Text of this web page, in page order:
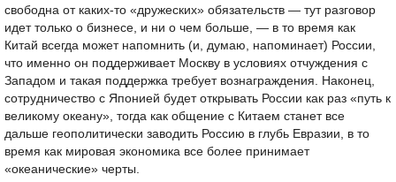
свободна от каких-то «дружеских» обязательств — тут разговор
идет только о бизнесе, и ни о чем больше, — в то время как
Китай всегда может напомнить (и, думаю, напоминает) России,
что именно он поддерживает Москву в условиях отчуждения с
Западом и такая поддержка требует вознаграждения. Наконец,
сотрудничество с Японией будет открывать России как раз «путь к
великому океану», тогда как общение с Китаем станет все
дальше геополитически заводить Россию в глубь Евразии, в то
время как мировая экономика все более принимает
«океанические» черты.